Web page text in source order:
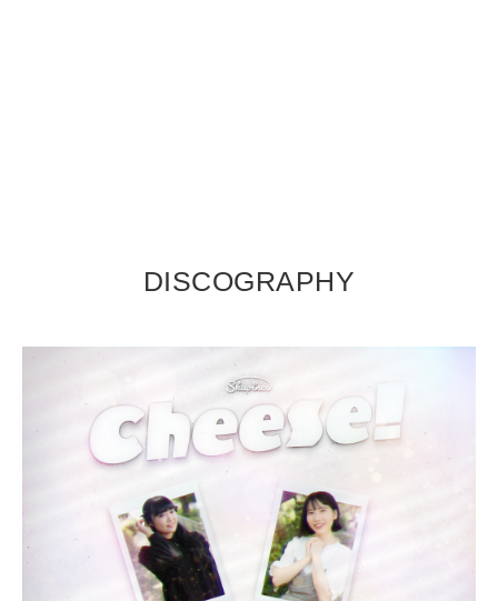
DISCOGRAPHY